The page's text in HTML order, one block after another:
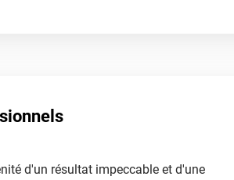
d'un résultat impeccable et d'une